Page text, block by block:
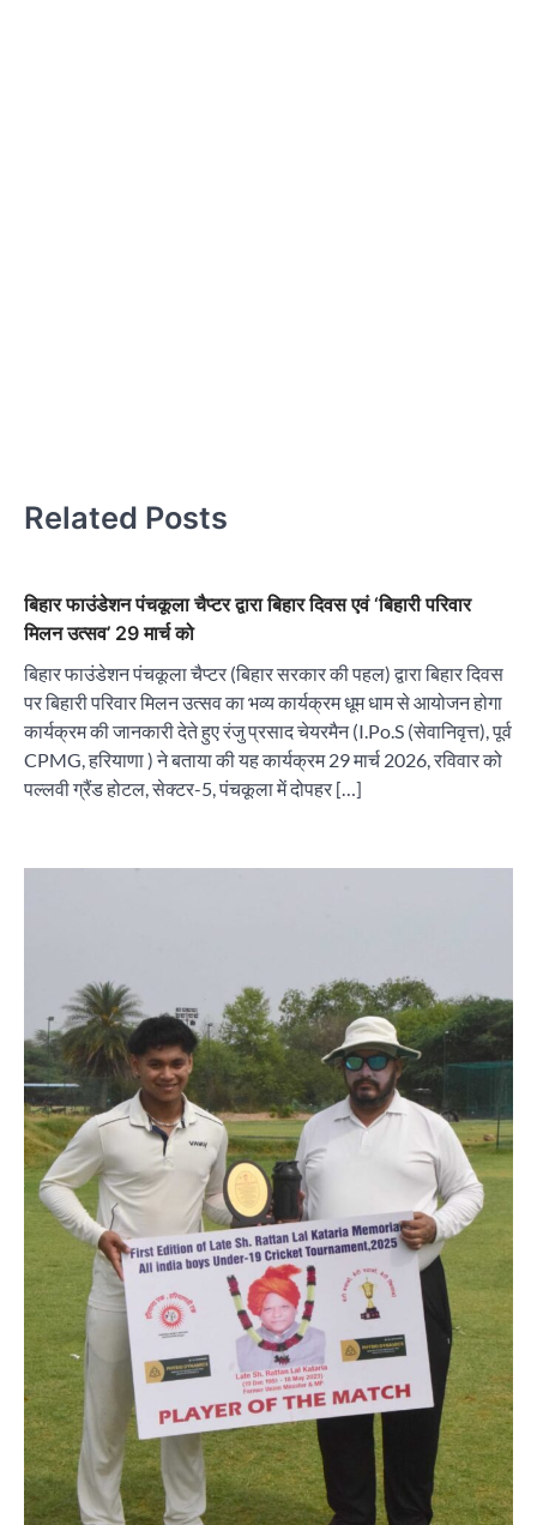
Related Posts
बिहार फाउंडेशन पंचकूला चैप्टर द्वारा बिहार दिवस एवं ‘बिहारी परिवार
मिलन उत्सव’ 29 मार्च को
बिहार फाउंडेशन पंचकूला चैप्टर (बिहार सरकार की पहल) द्वारा बिहार दिवस
पर बिहारी परिवार मिलन उत्सव का भव्य कार्यक्रम धूम धाम से आयोजन होगा
कार्यक्रम की जानकारी देते हुए रंजु प्रसाद चेयरमैन (I.Po.S (सेवानिवृत्त), पूर्व
CPMG, हरियाणा ) ने बताया की यह कार्यक्रम 29 मार्च 2026, रविवार को
पल्लवी ग्रैंड होटल, सेक्टर-5, पंचकूला में दोपहर […]